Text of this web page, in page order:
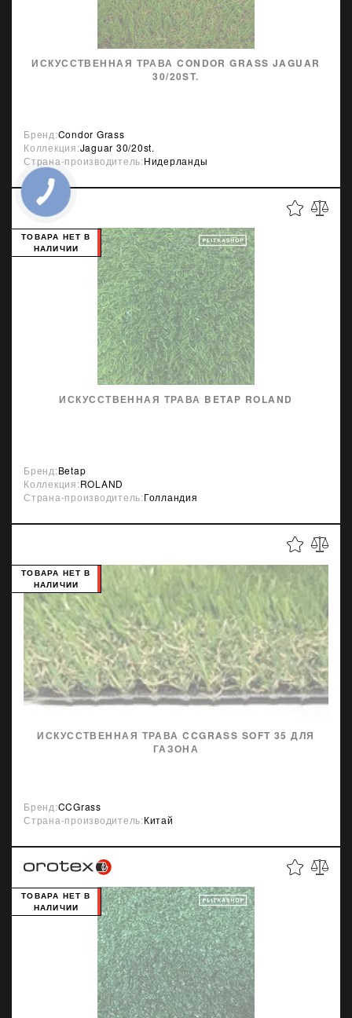
ИСКУССТВЕННАЯ ТРАВА CONDOR GRASS JAGUAR
30/20ST.
Бренд:Condor Grass
Коллекция:Jaguar 30/20st.
Страна-производитель:Нидерланды
ИСКУССТВЕННАЯ ТРАВА BETAP ROLAND
ТОВАРА НЕТ В
НАЛИЧИИ
Бренд:Betap
Коллекция:ROLAND
Страна-производитель:Голландия
ИСКУССТВЕННАЯ ТРАВА CCGRASS SOFT 35 ДЛЯ
ГАЗОНА
ТОВАРА НЕТ В
НАЛИЧИИ
Бренд:CCGrass
Страна-производитель:Китай
ТОВАРА НЕТ В
НАЛИЧИИ